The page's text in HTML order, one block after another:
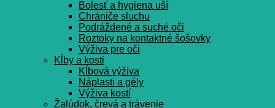
Bolesť a hygiena uší
Chrániče sluchu
Podráždené a suché oči
Roztoky na kontaktné šošovky
Výživa pre oči
Kĺby a kosti
Kĺbová výživa
Náplasti a gély
Výživa kostí
Žalúdok, črevá a trávenie